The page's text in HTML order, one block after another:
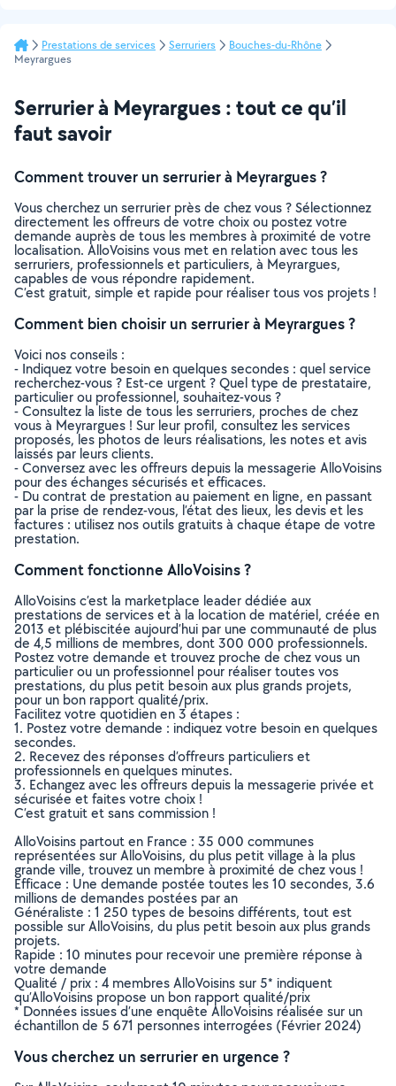
Prestations de services Serruriers
Bouches-du-Rhône
Meyrargues
Serrurier à Meyrargues : tout ce qu’il
faut savoir
Comment trouver un serrurier à Meyrargues ?
Vous cherchez un serrurier près de chez vous ? Sélectionnez
directement les offreurs de votre choix ou postez votre
demande auprès de tous les membres à proximité de votre
localisation. AlloVoisins vous met en relation avec tous les
serruriers, professionnels et particuliers, à Meyrargues,
capables de vous répondre rapidement.
C’est gratuit, simple et rapide pour réaliser tous vos projets !
Comment bien choisir un serrurier à Meyrargues ?
Voici nos conseils :
- Indiquez votre besoin en quelques secondes : quel service
recherchez-vous ? Est-ce urgent ? Quel type de prestataire,
particulier ou professionnel, souhaitez-vous ?
- Consultez la liste de tous les serruriers, proches de chez
vous à Meyrargues ! Sur leur profil, consultez les services
proposés, les photos de leurs réalisations, les notes et avis
laissés par leurs clients.
- Conversez avec les offreurs depuis la messagerie AlloVoisins
pour des échanges sécurisés et efficaces.
- Du contrat de prestation au paiement en ligne, en passant
par la prise de rendez-vous, l’état des lieux, les devis et les
factures : utilisez nos outils gratuits à chaque étape de votre
prestation.
Comment fonctionne AlloVoisins ?
AlloVoisins c’est la marketplace leader dédiée aux
prestations de services et à la location de matériel, créée en
2013 et plébiscitée aujourd’hui par une communauté de plus
de 4,5 millions de membres, dont 300 000 professionnels.
Postez votre demande et trouvez proche de chez vous un
particulier ou un professionnel pour réaliser toutes vos
prestations, du plus petit besoin aux plus grands projets,
pour un bon rapport qualité/prix.
Facilitez votre quotidien en 3 étapes :
1. Postez votre demande : indiquez votre besoin en quelques
secondes.
2. Recevez des réponses d’offreurs particuliers et
professionnels en quelques minutes.
3. Echangez avec les offreurs depuis la messagerie privée et
sécurisée et faites votre choix !
C’est gratuit et sans commission !
AlloVoisins partout en France : 35 000 communes
représentées sur AlloVoisins, du plus petit village à la plus
grande ville, trouvez un membre à proximité de chez vous !
Efficace : Une demande postée toutes les 10 secondes, 3.6
millions de demandes postées par an
Généraliste : 1 250 types de besoins différents, tout est
possible sur AlloVoisins, du plus petit besoin aux plus grands
projets.
Rapide : 10 minutes pour recevoir une première réponse à
votre demande
Qualité / prix : 4 membres AlloVoisins sur 5* indiquent
qu’AlloVoisins propose un bon rapport qualité/prix
* Données issues d’une enquête AlloVoisins réalisée sur un
échantillon de 5 671 personnes interrogées (Février 2024)
Vous cherchez un serrurier en urgence ?